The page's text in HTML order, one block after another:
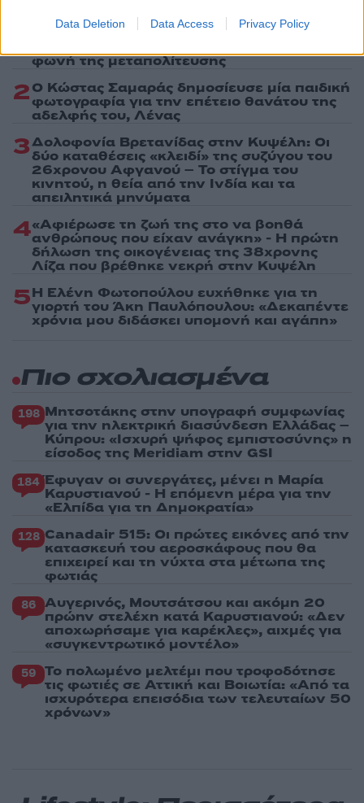
Data Deletion Data Access Privacy Policy
Συγκίνηση στο τελευταίο αντίο στον Λάκη
Χαλκιά: Με την «Φάμπρικα», λαούτο και
φωνή της μεταπολίτευσης
2Ο Κώστας Σαμαράς δημοσίευσε μία παιδική
φωτογραφία για την επέτειο θανάτου της
αδελφής του, Λένας
3Δολοφονία Βρετανίδας στην Κυψέλη: Οι
δύο καταθέσεις «κλειδί» της συζύγου του
26χρονου Αφγανού – Το στίγμα του
κινητού, η θεία από την Ινδία και τα
απειλητικά μηνύματα
4«Αφιέρωσε τη ζωή της στο να βοηθά
ανθρώπους που είχαν ανάγκη» - Η πρώτη
δήλωση της οικογένειας της 38χρονης
Λίζα που βρέθηκε νεκρή στην Κυψέλη
5Η Ελένη Φωτοπούλου ευχήθηκε για τη
γιορτή του Άκη Παυλόπουλου: «Δεκαπέντε
χρόνια μου διδάσκει υπομονή και αγάπη»
Πιο σχολιασμένα
198 Μητσοτάκης στην υπογραφή συμφωνίας
για την ηλεκτρική διασύνδεση Ελλάδας –
Κύπρου: «Ισχυρή ψήφος εμπιστοσύνης» η
είσοδος της Meridiam στην GSI
184 Έφυγαν οι συνεργάτες, μένει η Μαρία
Καρυστιανού - Η επόμενη μέρα για την
«Ελπίδα για τη Δημοκρατία»
128 Canadair 515: Οι πρώτες εικόνες από την
κατασκευή του αεροσκάφους που θα
επιχειρεί και τη νύχτα στα μέτωπα της
φωτιάς
86 Αυγερινός, Μουτσάτσου και ακόμη 20
πρώην στελέχη κατά Καρυστιανού: «Δεν
αποχωρήσαμε για καρέκλες», αιχμές για
«συγκεντρωτικό μοντέλο»
59 Το πολωμένο μελτέμι που τροφοδότησε
τις φωτιές σε Αττική και Βοιωτία: «Από τα
ισχυρότερα επεισόδια των τελευταίων 50
χρόνων»